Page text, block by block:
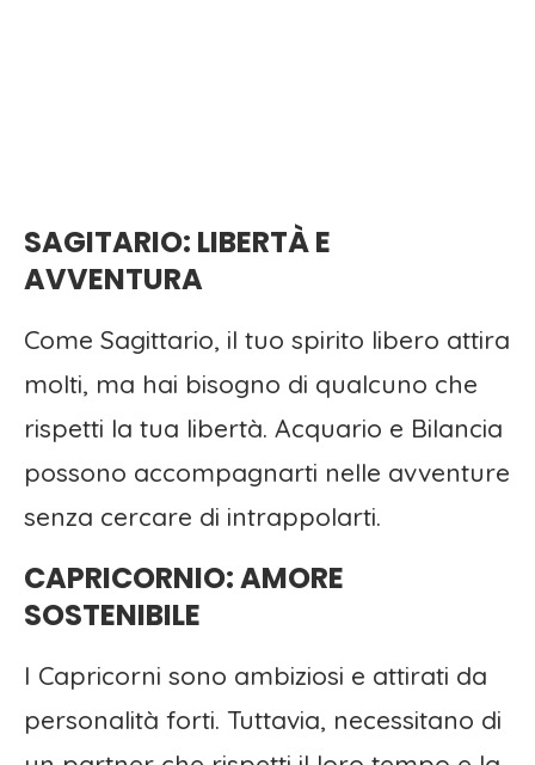
SAGITARIO: LIBERTÀ E
AVVENTURA
Come Sagittario, il tuo spirito libero attira
molti, ma hai bisogno di qualcuno che
rispetti la tua libertà. Acquario e Bilancia
possono accompagnarti nelle avventure
senza cercare di intrappolarti.
CAPRICORNIO: AMORE
SOSTENIBILE
I Capricorni sono ambiziosi e attirati da
personalità forti. Tuttavia, necessitano di